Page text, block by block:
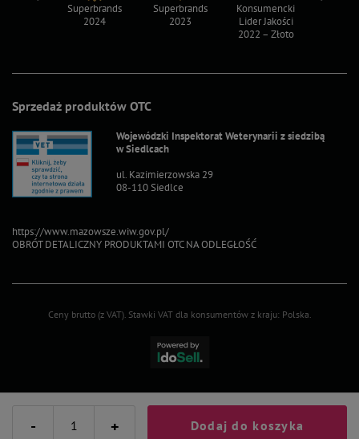
- + Dodaj do koszyka
Sprzedaż produktów OTC
Wojewódzki Inspektorat Weterynarii z siedzibą
w Siedlcach
ul. Kazimierzowska 29
08-110 Siedlce
https://www.mazowsze.wiw.gov.pl/
OBRÓT DETALICZNY PRODUKTAMI OTC NA ODLEGŁOŚĆ
Superbrands
2024
Superbrands
2023
Konsumencki
Lider Jakości
2022 – Złoto
Ceny brutto (z VAT). Stawki VAT dla konsumentów z kraju: Polska